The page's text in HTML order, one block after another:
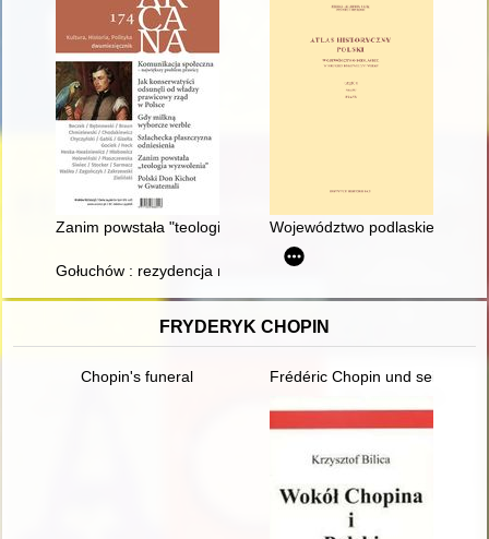
Zanim powstała "teologia wyzwolenia" : spór o Lewicę
Województwo podlaskie w
Gołuchów : rezydencja magnacka w świetle źródeł
FRYDERYK CHOPIN
Chopin's funeral Frédéric Chopin und seine Zeit